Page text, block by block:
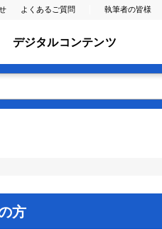
よくあるご質問 執筆者の皆様
デジタルコンテンツ
方